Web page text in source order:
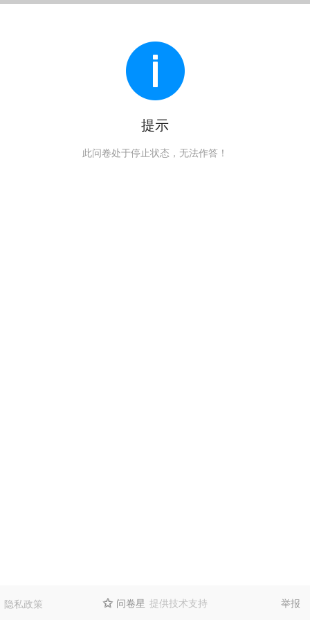
提示
此问卷处于停止状态，无法作答！
隐私政策  问卷星 提供技术支持 举报